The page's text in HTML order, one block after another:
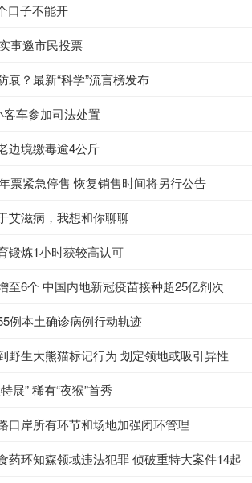
口子不能开
事邀市民投票
衰？最新“科学”流言榜发布
车参加司法处置
边境缴毒逾4公斤
票紧急停售 恢复销售时间将另行公告
艾滋病，我想和你聊聊
锻炼1小时获较高认可
至6个 中国内地新冠疫苗接种超25亿剂次
例本土确诊病例行动轨迹
野生大熊猫标记行为 划定领地或吸引异性
展” 稀有“夜猴”首秀
口岸所有环节和场地加强闭环管理
药环知森领域违法犯罪 侦破重特大案件14起